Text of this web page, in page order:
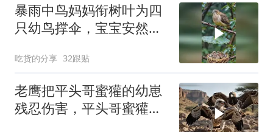
暴雨中鸟妈妈衔树叶为四
只幼鸟撑伞，宝宝安然入
吃货的分享 32跟贴
老鹰把平头哥蜜獾的幼崽
残忍伤害，平头哥蜜獾过